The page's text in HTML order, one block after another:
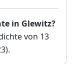
in Glewitz?
von 13